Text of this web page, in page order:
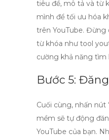
tiêu đề, mô tả và từ
mình để tối ưu hóa
trên YouTube. Đừng
từ khóa nhưtool
cường khả năng tìm
Bước 5:
Cuối cùng, nhấn nút
mềm sẽ tự động
YouTube của bạn.